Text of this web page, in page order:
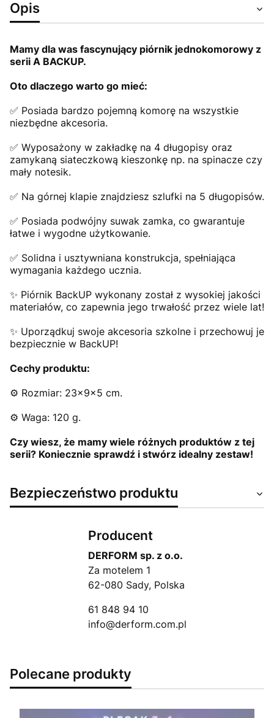
Opis
Mamy dla was fascynujący piórnik jednokomorowy z
serii A BACKUP.
Oto dlaczego warto go mieć:
✅ Posiada bardzo pojemną komorę na wszystkie
niezbędne akcesoria.
✅ Wyposażony w zakładkę na 4 długopisy oraz
zamykaną siateczkową kieszonkę np. na spinacze czy
mały notesik.
✅ Na górnej klapie znajdziesz szlufki na 5 długopisów.
✅ Posiada podwójny suwak zamka, co gwarantuje
łatwe i wygodne użytkowanie.
✅ Solidna i usztywniana konstrukcja, spełniająca
wymagania każdego ucznia.
✨ Piórnik BackUP wykonany został z wysokiej jakości
materiałów, co zapewnia jego trwałość przez wiele lat!
✨ Uporządkuj swoje akcesoria szkolne i przechowuj je
bezpiecznie w BackUP!
Cechy produktu:
⚙️ Rozmiar: 23x9x5 cm.
⚙️ Waga: 120 g.
Czy wiesz, że mamy wiele różnych produktów z tej
serii? Koniecznie sprawdź i stwórz idealny zestaw!
Bezpieczeństwo produktu
Producent
DERFORM sp. z o.o.
Za motelem 1
62-080 Sady, Polska
61 848 94 10
info@derform.com.pl
Polecane produkty